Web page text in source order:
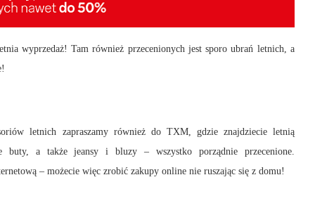
wyprzedaż! Tam również przecenionych jest sporo ubrań letnich, a
letnich zapraszamy również do TXM, gdzie znajdziecie letnią
buty, a także jeansy i bluzy – wszystko porządnie przecenione.
– możecie więc zrobić zakupy online nie ruszając się z domu!